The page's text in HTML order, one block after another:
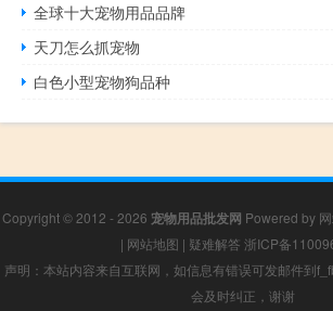
全球十大宠物用品品牌
天刀怎么抓宠物
白色小型宠物狗品种
Copyright © 2012 - 2026 宠物用品批发网 Powered by
| 网站地图 | 疑难解答 浙ICP备
声明：本站内容来自互联网，如信息有错误可发邮件到
会及时纠正，谢谢